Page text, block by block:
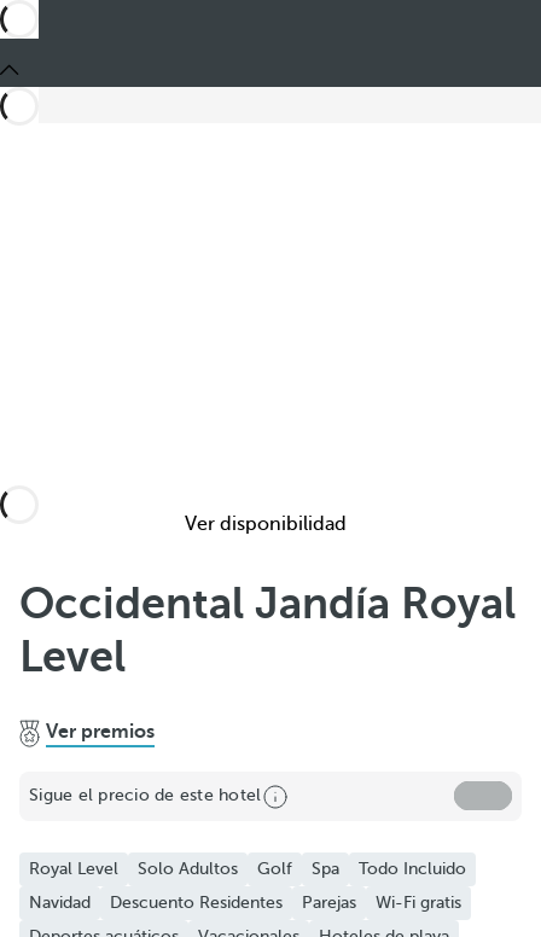
Ver más fotos y videos
Ver disponibilidad
Occidental Jandía Royal
Level
Ver premios
Sigue el precio de este hotel
Royal Level Solo Adultos Golf Spa
Todo Incluido
Navidad
Descuento Residentes Parejas
Wi-Fi gratis